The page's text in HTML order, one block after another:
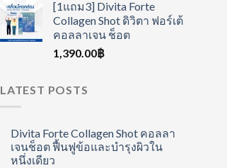
[1แถม3] Divita Forte
Collagen Shot ดิวิตา ฟอร์เต้
คอลลาเจน ช็อต
1,390.00฿
LATEST POSTS
Divita Forte Collagen Shot คอลลา
เจนช็อต ฟื้นฟูข้อและบำรุงผิวใน
หนึ่งเดียว